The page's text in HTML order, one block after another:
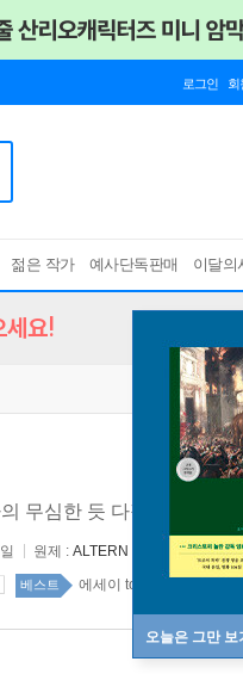
로그인 회
젊은 작가 예사단독판매 이달의
오늘은 그만 보
요!
무심한 듯 다정한 문장들
원제 : ALTERN
베스트 에세이 top100 2주